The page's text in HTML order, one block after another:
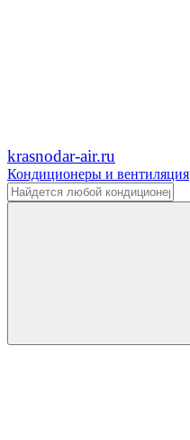
krasnodar-air.ru
Кондиционеры и вентиляция